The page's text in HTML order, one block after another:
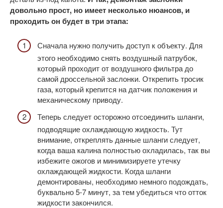
довольно прост, но имеет несколько нюансов, и
проходить он будет в три этапа:
Сначала нужно получить доступ к объекту. Для
этого необходимо снять воздушный патрубок,
который проходит от воздушного фильтра до
самой дроссельной заслонки. Открепить тросик
газа, который крепится на датчик положения и
механическому приводу.
Теперь следует осторожно отсоединить шланги,
подводящие охлаждающую жидкость. Тут
внимание, откреплять данные шланги следует,
когда ваша калина полностью охладилась, так вы
избежите ожогов и минимизируете утечку
охлаждающей жидкости. Когда шланги
демонтированы, необходимо немного подождать,
буквально 5-7 минут, за тем убедиться что отток
жидкости закончился.